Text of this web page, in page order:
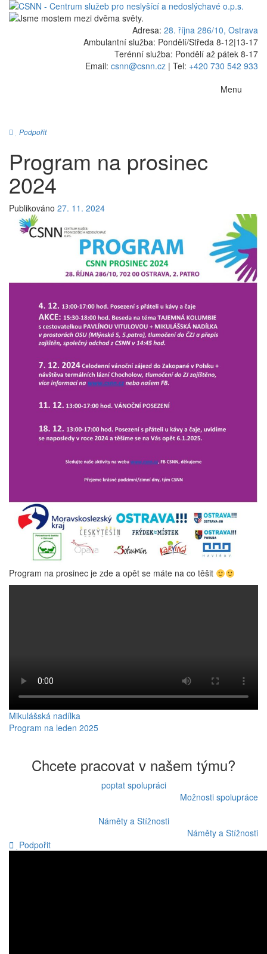
Adresa: 28. října 286/10, Ostrava
Ambulantní služba: Pondělí/Středa 8-12|13-17
Terénní služba: Pondělí až pátek 8-17
Email: csnn@csnn.cz | Tel: +420 730 542 933
Menu
Podpořit
Program na prosinec
2024
Publikováno 27. 11. 2024
Program na prosinec je zde a opět se máte na co těšit
Navigace
pro
příspěvek
Mikulášská nadílka
Program na leden 2025
Chcete pracovat v našem týmu?
poptat spolupráci
Možnosti spolupráce
Náměty a Stížnosti
Náměty a Stížnosti
Podpořit